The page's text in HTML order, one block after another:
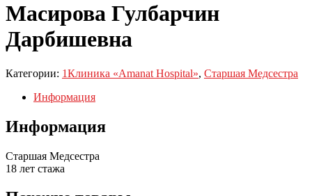
Масирова Гулбарчин
Дарбишевна
Категории: 1Клиника «Amanat Hospital», Старшая Медсестра
Информация
Информация
Старшая Медсестра
18 лет стажа